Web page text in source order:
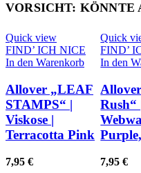
VORSICHT: KÖNNTE
Quick view
FIND’ ICH NICE
In den Warenkorb
Allover „LEAF
STAMPS“ |
Viskose |
Terracotta Pink
7,95 €
Quick
FIND’
In den
Rush“
7,95€